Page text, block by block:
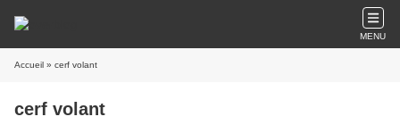
MENU
Accueil » cerf volant
cerf volant